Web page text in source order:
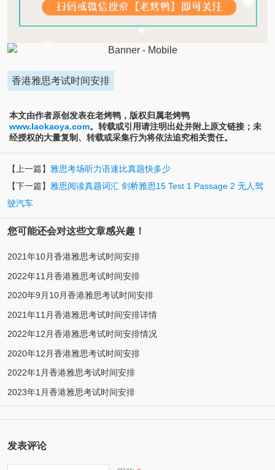
香港雅思考试时间安排
本文由作者原创发表在老烤鸭，版权归属老烤鸭
www.laokaoya.com。转载或引用请注明出处并附上原文链接；未
经授权的大量复制、转载或采集行为将依法追究相关责任。
【上一篇】 雅思考场听力语速比真题快多少
【下一篇】 雅思阅读真题词汇 剑桥雅思15 Test 1 Passage 2 无人驾
驶汽车
您可能还会对这些文章感兴趣！
2021年10月香港雅思考试时间安排
2022年11月香港雅思考试时间安排
2020年9月10月香港雅思考试时间安排
2021年11月香港雅思考试时间安排详情
2022年12月香港雅思考试时间安排情况
2020年12月香港雅思考试时间安排
2022年1月香港雅思考试时间安排
2023年1月香港雅思考试时间安排
发表评论